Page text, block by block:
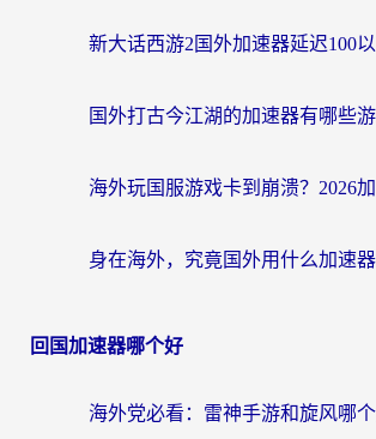
回国加速器哪个好